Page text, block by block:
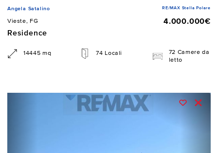
Angela Satalino RE/MAX Stella Polare
Vieste, FG
4.000.000€
Residence
14445 mq 74 Locali
72 Camere da
letto